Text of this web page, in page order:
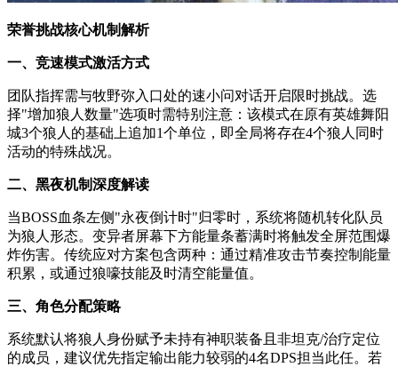
荣誉挑战核心机制解析
一、竞速模式激活方式
团队指挥需与牧野弥入口处的速小问对话开启限时挑战。选
择"增加狼人数量"选项时需特别注意：该模式在原有英雄舞阳
城3个狼人的基础上追加1个单位，即全局将存在4个狼人同时
活动的特殊战况。
二、黑夜机制深度解读
当BOSS血条左侧"永夜倒计时"归零时，系统将随机转化队员
为狼人形态。变异者屏幕下方能量条蓄满时将触发全屏范围爆
炸伤害。传统应对方案包含两种：通过精准攻击节奏控制能量
积累，或通过狼嚎技能及时清空能量值。
三、角色分配策略
系统默认将狼人身份赋予未持有神职装备且非坦克/治疗定位
的成员，建议优先指定输出能力较弱的4名DPS担当此任。若